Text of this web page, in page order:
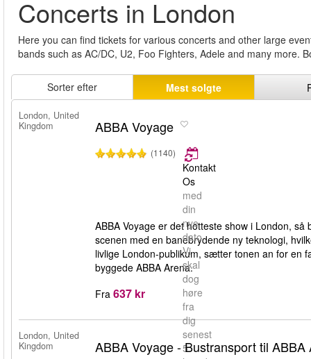
Concerts in London
Here you can find tickets for various concerts and other large
bands such as AC/DC, U2, Foo Fighters, Adele and many more.
Sorter efter Mest solgte
London, United
Kingdom
ABBA Voyage
(1140)
Kontakt
Os
med
din
nye
dato.
Vi
skal
dog
høre
fra
dig
senest
5
ABBA Voyage er det hotteste show i London,
scenen med en banebrydende ny teknologi,
livlige London-publikum, sætter tonen an for en
byggede ABBA Arena.
Fra 637 kr
London, United
Kingdom
ABBA Voyage - Bustransport til ABBA